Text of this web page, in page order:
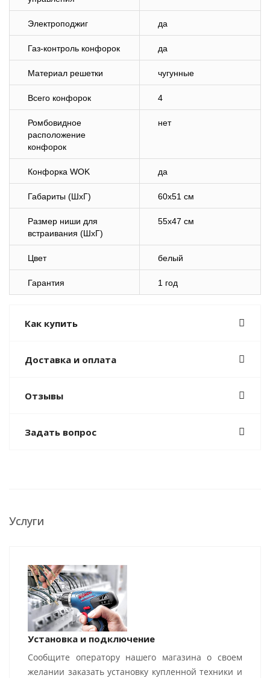
Электроподжиг да
Газ-контроль конфорок да
Материал решетки чугунные
Всего конфорок 4
Ромбовидное
расположение
конфорок
нет
Конфорка WOK да
Габариты (ШхГ) 60х51 см
Размер ниши для
встраивания (ШхГ)
55х47 см
Цвет белый
Гарантия 1 год
Как купить
Доставка и оплата
Отзывы
Задать вопрос
Услуги
Установка и подключение
Сообщите оператору нашего магазина о своем
желании заказать установку купленной техники и